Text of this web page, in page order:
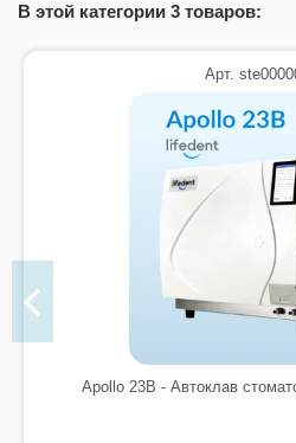
В этой категории 3 товаров:
Арт.
Apollo 23B - Автоклав